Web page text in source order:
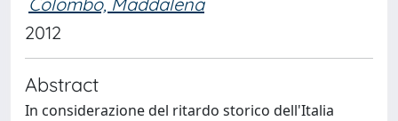
2012
Abstract
In considerazione del ritardo storico dell'Italia